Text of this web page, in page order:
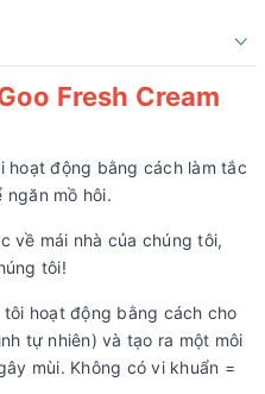
Fresh Cream
hoạt động bằng cách làm tắc
ngăn mồ hôi.
về mái nhà của chúng tôi,
tôi!
hoạt động bằng cách cho
tự nhiên) và tạo ra một môi
mùi. Không có vi khuẩn =